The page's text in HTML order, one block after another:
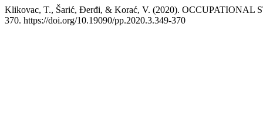
Klikovac, T., Šarić, Đerđi, & Korać, V. (2020). OCCUPATIONAL
370. https://doi.org/10.19090/pp.2020.3.349-370